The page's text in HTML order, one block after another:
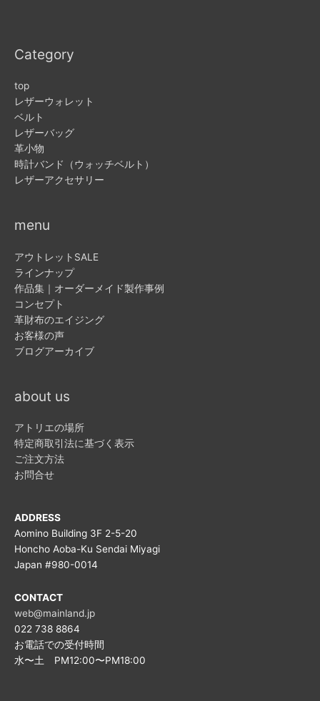
Category
top
レザーウォレット
ベルト
レザーバッグ
革小物
時計バンド（ウォッチベルト）
レザーアクセサリー
menu
アウトレットSALE
ラインナップ
作品集｜オーダーメイド製作事例
コンセプト
革財布のエイジング
お客様の声
ブログアーカイブ
about us
アトリエの場所
特定商取引法に基づく表示
ご注文方法
お問合せ
ADDRESS
Aomino Building 3F 2-5-20
Honcho Aoba-Ku Sendai Miyagi
Japan #980-0014
CONTACT
web@mainland.jp
022 738 8864
お電話での受付時間
水〜土 PM12:00〜PM18:00